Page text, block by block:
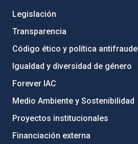
Legislación
Transparencia
Código ético y política antifraude
Igualdad y diversidad de género
Forever IAC
Medio Ambiente y Sostenibilidad
Proyectos institucionales
Financiación externa